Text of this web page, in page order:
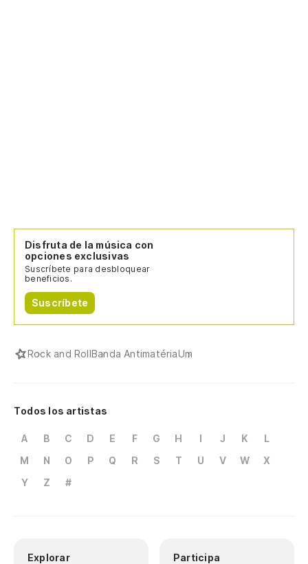
Disfruta de la música con
opciones exclusivas
Suscríbete para desbloquear
beneficios.
Suscríbete
Rock and RollBanda AntimatériaUm
Todos los artistas
A B C D E F G H I J K
L
M
N O P Q R S T U V W
X
Y
Z #
Explorar Participa